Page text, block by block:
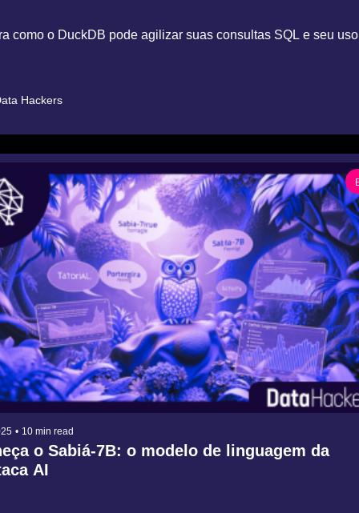
como o DuckDB pode agilizar suas consultas SQL e seu
Hackers
• 10 min read
o Sabiá-7B: o modelo de linguagem da
AI